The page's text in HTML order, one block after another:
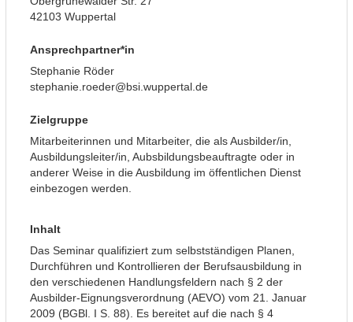
42103 Wuppertal
Ansprechpartner*in
Stephanie Röder
stephanie.roeder@bsi.wuppertal.de
Zielgruppe
Mitarbeiterinnen und Mitarbeiter, die als Ausbilder/in,
Ausbildungsleiter/in, Aubsbildungsbeauftragte oder in
anderer Weise in die Ausbildung im öffentlichen Dienst
einbezogen werden.
Inhalt
Das Seminar qualifiziert zum selbstständigen Planen,
Durchführen und Kontrollieren der Berufsausbildung in
den verschiedenen Handlungsfeldern nach § 2 der
Ausbilder-Eignungsverordnung (AEVO) vom 21. Januar
2009 (BGBl. I S. 88). Es bereitet auf die nach § 4